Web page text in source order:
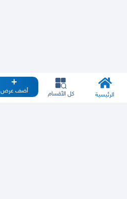
الرئيسية كل الأقسام أضف عرض